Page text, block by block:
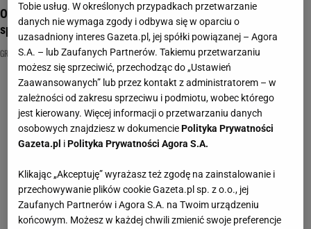
Odróżnisz grzyby jadalne od trujących? Pomyłka może cię
sporo kosztować
GRZYBOBRANIE GRZYBY JADALNE GRZYBY TRUJĄCE
Tobie usług. W określonych przypadkach przetwarzanie
danych nie wymaga zgody i odbywa się w oparciu o
uzasadniony interes Gazeta.pl, jej spółki powiązanej – Agora
S.A. – lub Zaufanych Partnerów. Takiemu przetwarzaniu
możesz się sprzeciwić, przechodząc do „Ustawień
Zaawansowanych” lub przez kontakt z administratorem – w
zależności od zakresu sprzeciwu i podmiotu, wobec którego
jest kierowany. Więcej informacji o przetwarzaniu danych
osobowych znajdziesz w dokumenciePolityka Prywatności
Gazeta.pl iPolityka Prywatności Agora S.A.
Klikając „Akceptuję” wyrażasz też zgodę na zainstalowanie i
przechowywanie plików cookie Gazeta.pl sp. z o.o., jej
Zaufanych Partnerów i Agora S.A. na Twoim urządzeniu
końcowym. Możesz w każdej chwili zmienić swoje preferencje